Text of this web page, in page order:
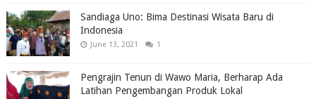
Sandiaga Uno: Bima Destinasi Wisata Baru di
Indonesia
June 13, 2021 1
Pengrajin Tenun di Wawo Maria, Berharap Ada
Latihan Pengembangan Produk Lokal